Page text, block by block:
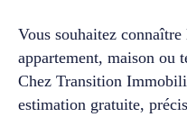
Vous souhaitez
appartement, maison ou
Chez Transition
estimation gratuite,